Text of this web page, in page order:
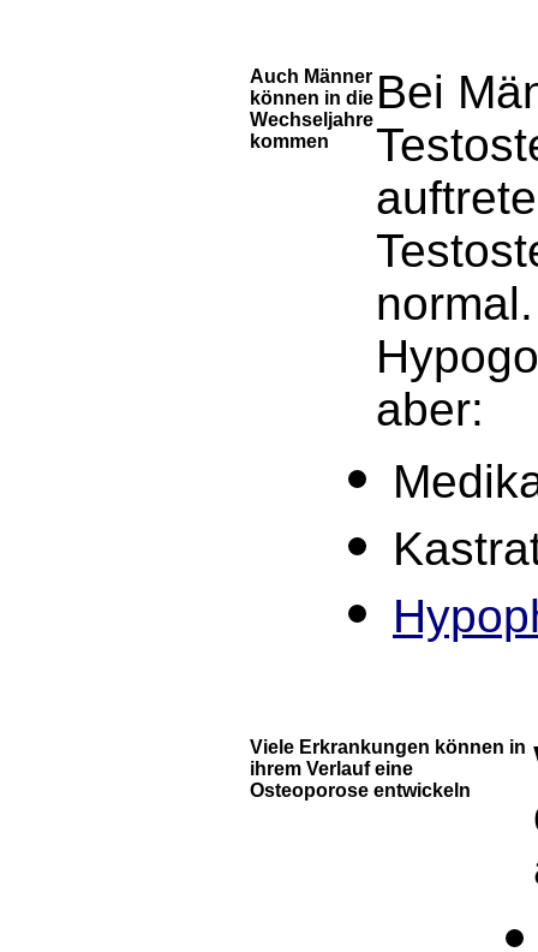
Auch Männer
können in die
Wechseljahre
kommen
Bei
aber:
Viele Erkrankungen können in
ihrem Verlauf eine
Osteoporose entwickeln